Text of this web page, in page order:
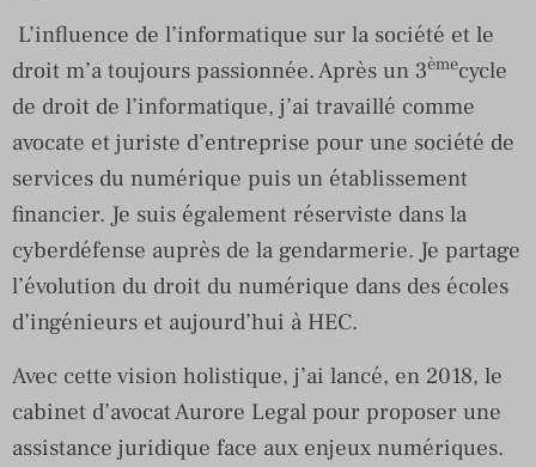
L’influence de l’informatique sur la société et le
droit m’a toujours passionnée. Après un 3èmecycle
de droit de l’informatique, j’ai travaillé comme
avocate et juriste d’entreprise pour une société de
services du numérique puis un établissement
financier. Je suis également réserviste dans la
cyberdéfense auprès de la gendarmerie. Je partage
l’évolution du droit du numérique dans des écoles
d’ingénieurs et aujourd’hui à HEC.
Avec cette vision holistique, j’ai lancé, en 2018, le
cabinet d’avocat Aurore Legal pour proposer une
assistance juridique face aux enjeux numériques.